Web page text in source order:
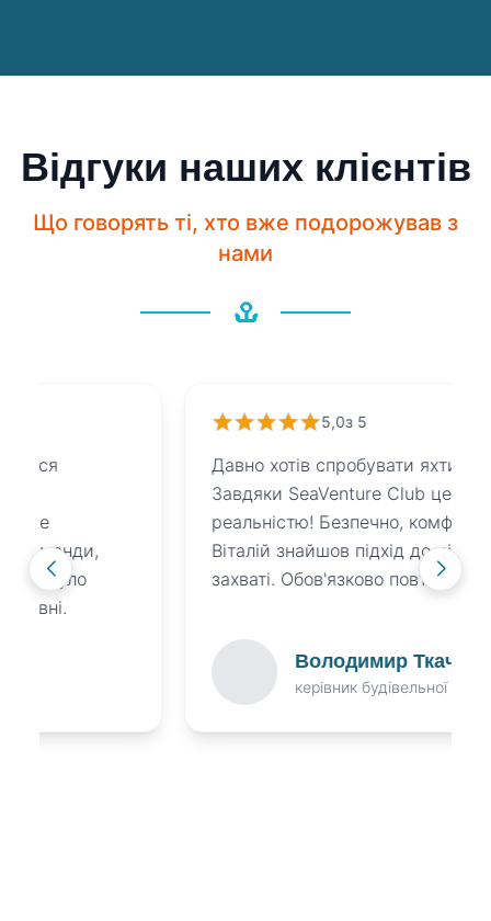
Відгуки наших клієнтів
Що говорять ті, хто вже подорожував з
нами
5,0з 5
Давно хотів спробувати яхтинг із сім'єю.
Завдяки SeaVenture Club це стало
реальністю! Безпечно, комфортно, цікаво.
Віталій знайшов підхід до дітей, вони в
захваті. Обов'язково повторимо!
Володимир Ткаченко
керівник будівельної фірми